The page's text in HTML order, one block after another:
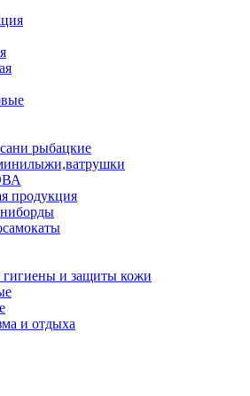
рыбацкие
продукция
гигиены и защиты кожи
и отдыха